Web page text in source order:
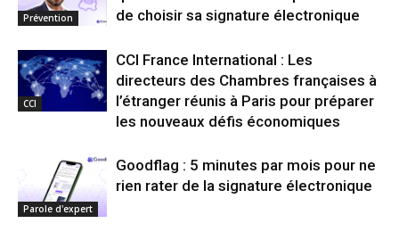
Prévention
de choisir sa signature électronique
CCI
CCI France International : Les
directeurs des Chambres françaises à
l’étranger réunis à Paris pour préparer
les nouveaux défis économiques
Parole d'expert
Goodflag : 5 minutes par mois pour ne
rien rater de la signature électronique